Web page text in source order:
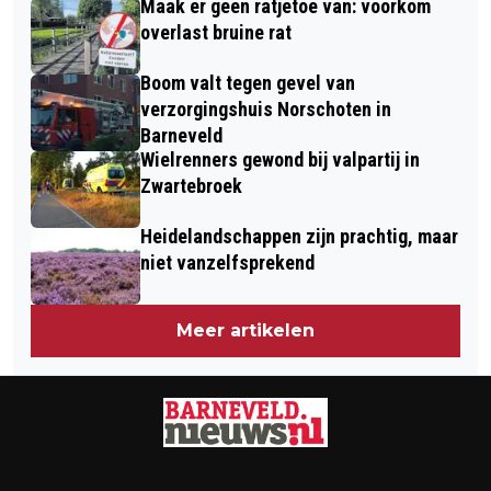
Maak er geen ratjetoe van: voorkom
overlast bruine rat
Boom valt tegen gevel van
verzorgingshuis Norschoten in
Barneveld
Wielrenners gewond bij valpartij in
Zwartebroek
Heidelandschappen zijn prachtig, maar
niet vanzelfsprekend
Meer artikelen